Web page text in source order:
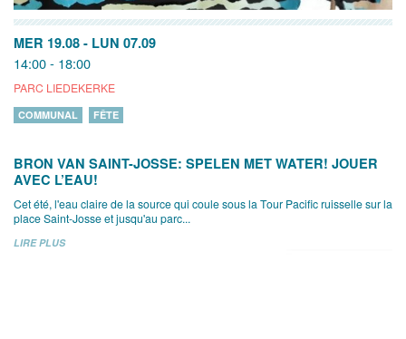
MER 19.08 - LUN 07.09
14:00 - 18:00
PARC LIEDEKERKE
COMMUNAL FÊTE
BRON VAN SAINT-JOSSE: SPELEN MET WATER! JOUER
AVEC L’EAU!
Cet été, l'eau claire de la source qui coule sous la Tour Pacific ruisselle sur la
place Saint-Josse et jusqu'au parc...
LIRE PLUS